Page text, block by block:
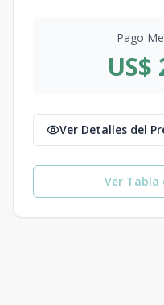
Pago
US$
Ver Detalles del
Ver Tabla